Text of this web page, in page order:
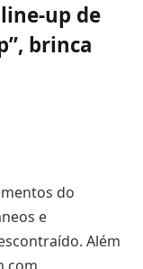
up de
brinca
do
e
Além